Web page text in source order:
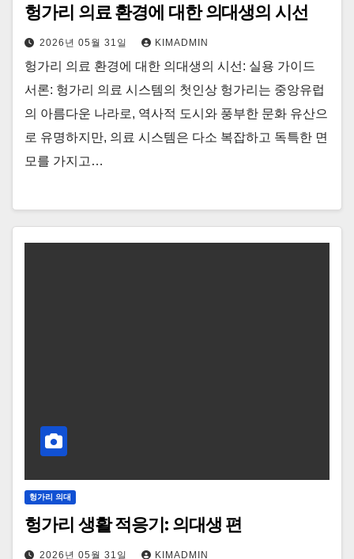
헝가리 의료 환경에 대한 의대생의 시선
2026년 05월 31일 KIMADMIN
헝가리 의료 환경에 대한 의대생의 시선: 실용 가이드
서론: 헝가리 의료 시스템의 첫인상 헝가리는 중앙유럽
의 아름다운 나라로, 역사적 도시와 풍부한 문화 유산으
로 유명하지만, 의료 시스템은 다소 복잡하고 독특한 면
모를 가지고…
헝가리 의대
헝가리 생활 적응기: 의대생 편
2026년 05월 31일 KIMADMIN